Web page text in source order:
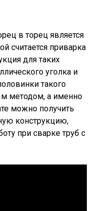
в торец является
считается приварка
для таких
уголка и
такого
методом, а именно
можно получить
конструкцию,
при сварке труб с